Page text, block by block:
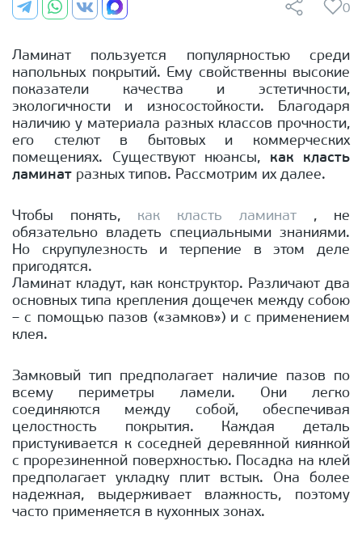
0
Ламинат пользуется популярностью среди
напольных покрытий. Ему свойственны высокие
показатели качества и эстетичности,
экологичности и износостойкости. Благодаря
наличию у материала разных классов прочности,
его стелют в бытовых и коммерческих
помещениях. Существуют нюансы, как класть
ламинат разных типов. Рассмотрим их далее.
Чтобы понять, как класть ламинат , не
обязательно владеть специальными знаниями.
Но скрупулезность и терпение в этом деле
пригодятся.
Ламинат кладут, как конструктор. Различают два
основных типа крепления дощечек между собою
– с помощью пазов («замков») и с применением
клея.
Замковый тип предполагает наличие пазов по
всему периметры ламели. Они легко
соединяются между собой, обеспечивая
целостность покрытия. Каждая деталь
пристукивается к соседней деревянной киянкой
с прорезиненной поверхностью. Посадка на клей
предполагает укладку плит встык. Она более
надежная, выдерживает влажность, поэтому
часто применяется в кухонных зонах.